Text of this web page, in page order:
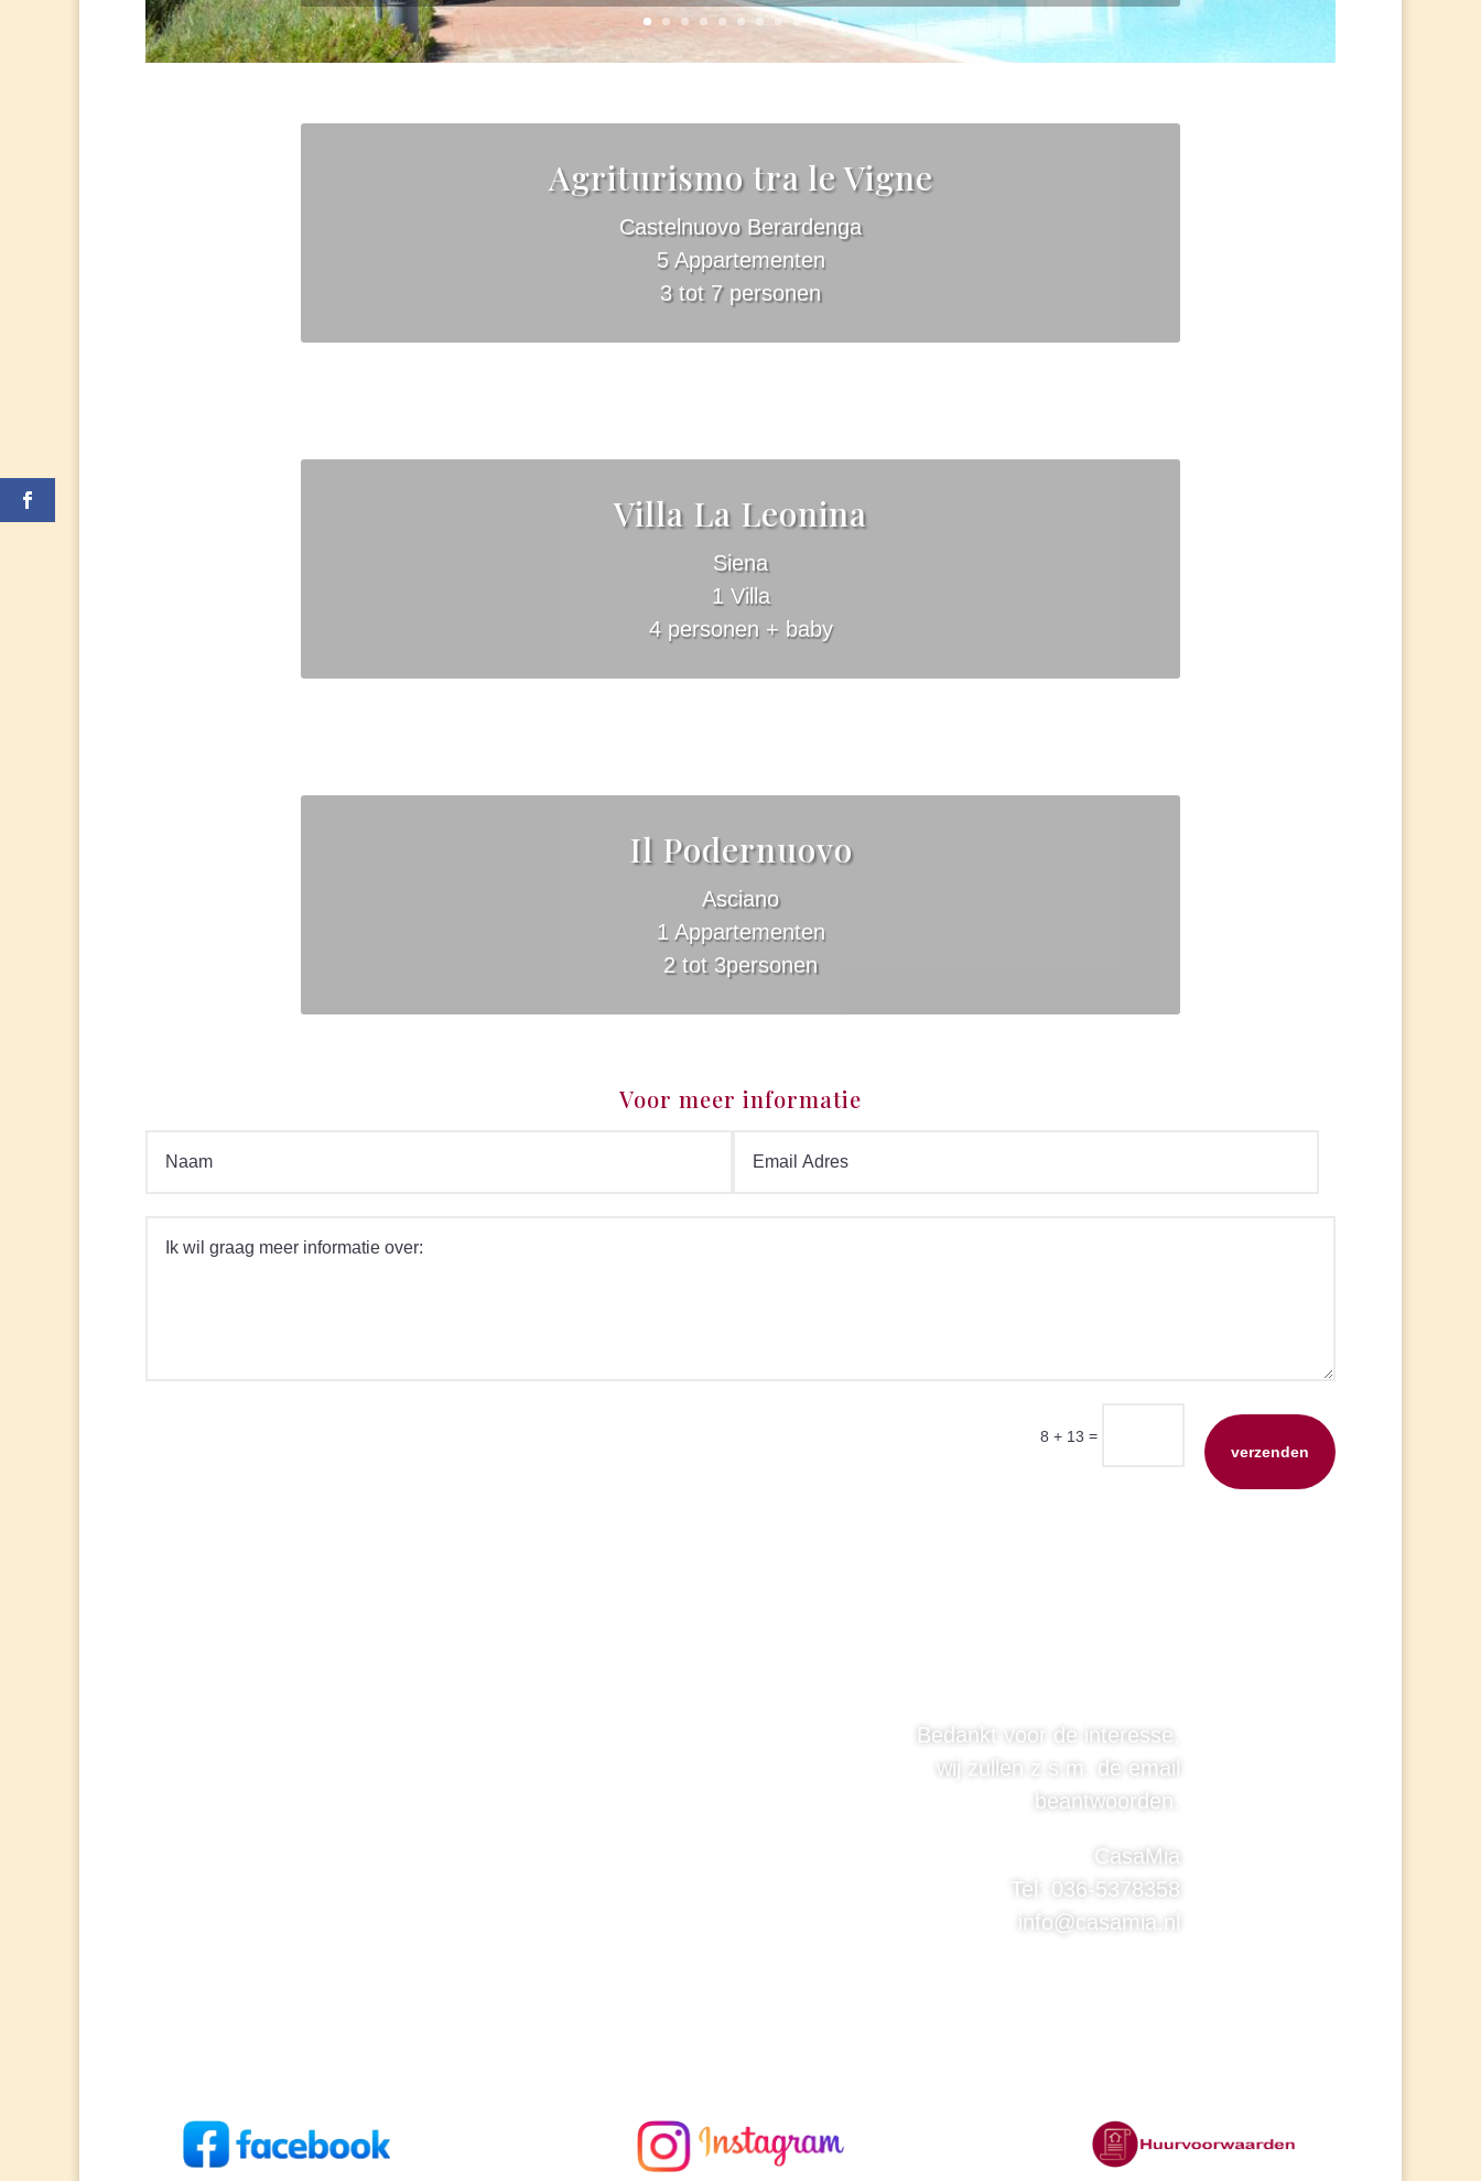
Agriturismo tra le Vigne
Castelnuovo Berardenga
5 Appartementen
3 tot 7 personen
Villa La Leonina
Siena
1 Villa
4 personen + baby
Il Podernuovo
Asciano
1 Appartementen
2 tot 3personen
Voor meer informatie
8 + 13 =
verzenden
Bedankt voor de interesse,
wij zullen z.s.m. de email
beantwoorden.
CasaMia
Tel: 036-5378358
info@casamia.nl